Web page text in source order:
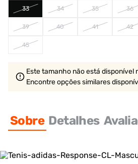
33 34 35 36
39 40 41 42
45
Este tamanho não está disponível
Encontre opções similares
Sobre Detalhes